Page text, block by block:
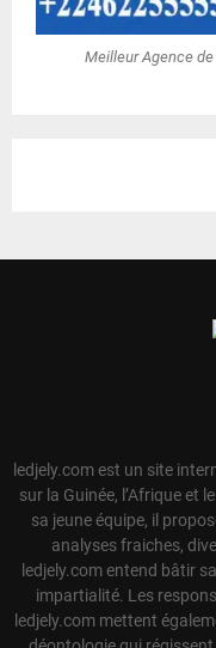
Meilleur Agence
ledjely.com est un site
sur la Guinée, l’Afrique et
sa jeune équipe, il
analyses fraiches,
ledjely.com entend bâtir
impartialité. Les
ledjely.com mettent